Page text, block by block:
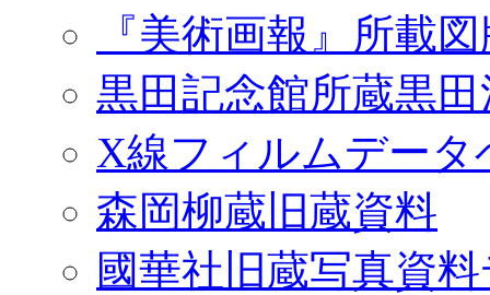
『美術画報』所載
黒田記念館所蔵黒
X線フィルムデータ
森岡柳蔵旧蔵資料
國華社旧蔵写真資